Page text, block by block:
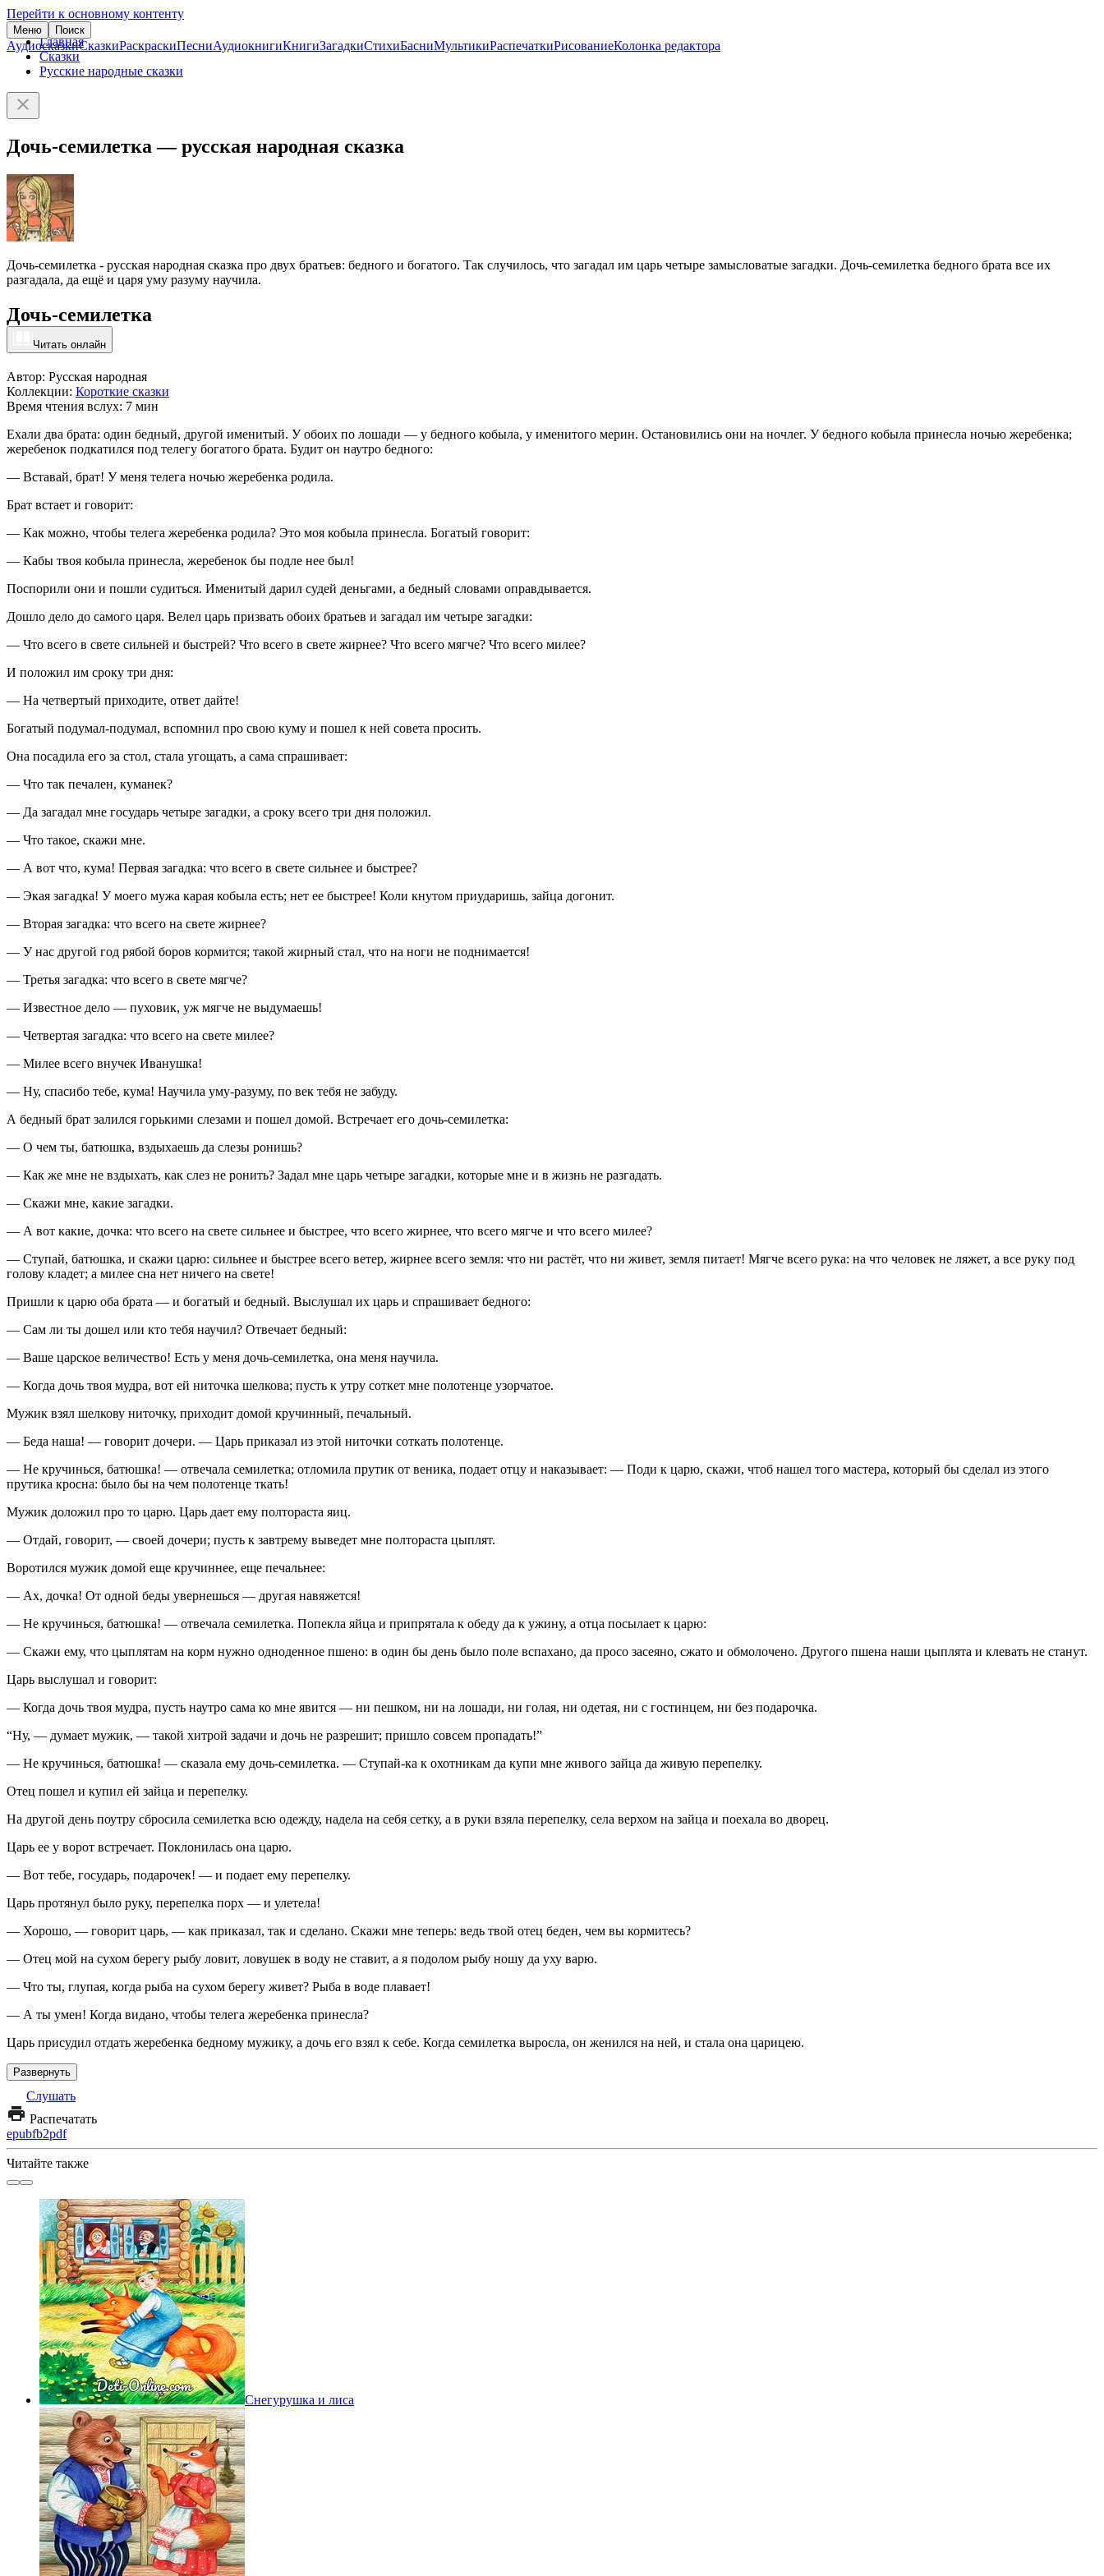
Перейти к основному контенту
Меню Поиск
АудиосказкиСказкиРаскраскиПесниАудиокнигиКнигиЗагадкиСтихиБасниМультикиРаспечаткиРисованиеКолонка редактора
Главная
Сказки
Русские народные сказки
Дочь-семилетка — русская народная сказка
Дочь-семилетка - русская народная сказка про двух братьев: бедного и богатого. Так случилось, что загадал им царь четыре замысловатые загадки. Дочь-семилетка бедного брата все их
разгадала, да ещё и царя уму разуму научила.
Дочь-семилетка
Читать онлайн
Автор: Русская народная
Коллекции: Короткие сказки
Время чтения вслух: 7 мин
Ехали два брата: один бедный, другой именитый. У обоих по лошади — у бедного кобыла, у именитого мерин. Остановились они на ночлег. У бедного кобыла принесла ночью жеребенка;
жеребенок подкатился под телегу богатого брата. Будит он наутро бедного:
— Вставай, брат! У меня телега ночью жеребенка родила.
Брат встает и говорит:
— Как можно, чтобы телега жеребенка родила? Это моя кобыла принесла. Богатый говорит:
— Кабы твоя кобыла принесла, жеребенок бы подле нее был!
Поспорили они и пошли судиться. Именитый дарил судей деньгами, а бедный словами оправдывается.
Дошло дело до самого царя. Велел царь призвать обоих братьев и загадал им четыре загадки:
— Что всего в свете сильней и быстрей? Что всего в свете жирнее? Что всего мягче? Что всего милее?
И положил им сроку три дня:
— На четвертый приходите, ответ дайте!
Богатый подумал-подумал, вспомнил про свою куму и пошел к ней совета просить.
Она посадила его за стол, стала угощать, а сама спрашивает:
— Что так печален, куманек?
— Да загадал мне государь четыре загадки, а сроку всего три дня положил.
— Что такое, скажи мне.
— А вот что, кума! Первая загадка: что всего в свете сильнее и быстрее?
— Экая загадка! У моего мужа карая кобыла есть; нет ее быстрее! Коли кнутом приударишь, зайца догонит.
— Вторая загадка: что всего на свете жирнее?
— У нас другой год рябой боров кормится; такой жирный стал, что на ноги не поднимается!
— Третья загадка: что всего в свете мягче?
— Известное дело — пуховик, уж мягче не выдумаешь!
— Четвертая загадка: что всего на свете милее?
— Милее всего внучек Иванушка!
— Ну, спасибо тебе, кума! Научила уму-разуму, по век тебя не забуду.
А бедный брат залился горькими слезами и пошел домой. Встречает его дочь-семилетка:
— О чем ты, батюшка, вздыхаешь да слезы ронишь?
— Как же мне не вздыхать, как слез не ронить? Задал мне царь четыре загадки, которые мне и в жизнь не разгадать.
— Скажи мне, какие загадки.
— А вот какие, дочка: что всего на свете сильнее и быстрее, что всего жирнее, что всего мягче и что всего милее?
— Ступай, батюшка, и скажи царю: сильнее и быстрее всего ветер, жирнее всего земля: что ни растёт, что ни живет, земля питает! Мягче всего рука: на что человек не ляжет, а все руку под
голову кладет; а милее сна нет ничего на свете!
Пришли к царю оба брата — и богатый и бедный. Выслушал их царь и спрашивает бедного:
— Сам ли ты дошел или кто тебя научил? Отвечает бедный:
— Ваше царское величество! Есть у меня дочь-семилетка, она меня научила.
— Когда дочь твоя мудра, вот ей ниточка шелкова; пусть к утру соткет мне полотенце узорчатое.
Мужик взял шелкову ниточку, приходит домой кручинный, печальный.
— Беда наша! — говорит дочери. — Царь приказал из этой ниточки соткать полотенце.
— Не кручинься, батюшка! — отвечала семилетка; отломила прутик от веника, подает отцу и наказывает: — Поди к царю, скажи, чтоб нашел того мастера, который бы сделал из этого
прутика кросна: было бы на чем полотенце ткать!
Мужик доложил про то царю. Царь дает ему полтораста яиц.
— Отдай, говорит, — своей дочери; пусть к завтрему выведет мне полтораста цыплят.
Воротился мужик домой еще кручиннее, еще печальнее:
— Ах, дочка! От одной беды увернешься — другая навяжется!
— Не кручинься, батюшка! — отвечала семилетка. Попекла яйца и припрятала к обеду да к ужину, а отца посылает к царю:
— Скажи ему, что цыплятам на корм нужно одноденное пшено: в один бы день было поле вспахано, да просо засеяно, сжато и обмолочено. Другого пшена наши цыплята и клевать не станут.
Царь выслушал и говорит:
— Когда дочь твоя мудра, пусть наутро сама ко мне явится — ни пешком, ни на лошади, ни голая, ни одетая, ни с гостинцем, ни без подарочка.
“Ну, — думает мужик, — такой хитрой задачи и дочь не разрешит; пришло совсем пропадать!”
— Не кручинься, батюшка! — сказала ему дочь-семилетка. — Ступай-ка к охотникам да купи мне живого зайца да живую перепелку.
Отец пошел и купил ей зайца и перепелку.
На другой день поутру сбросила семилетка всю одежду, надела на себя сетку, а в руки взяла перепелку, села верхом на зайца и поехала во дворец.
Царь ее у ворот встречает. Поклонилась она царю.
— Вот тебе, государь, подарочек! — и подает ему перепелку.
Царь протянул было руку, перепелка порх — и улетела!
— Хорошо, — говорит царь, — как приказал, так и сделано. Скажи мне теперь: ведь твой отец беден, чем вы кормитесь?
— Отец мой на сухом берегу рыбу ловит, ловушек в воду не ставит, а я подолом рыбу ношу да уху варю.
— Что ты, глупая, когда рыба на сухом берегу живет? Рыба в воде плавает!
— А ты умен! Когда видано, чтобы телега жеребенка принесла?
Царь присудил отдать жеребенка бедному мужику, а дочь его взял к себе. Когда семилетка выросла, он женился на ней, и стала она царицею.
Развернуть
Слушать
Распечатать
epubfb2pdf
Читайте также
Снегурушка и лиса